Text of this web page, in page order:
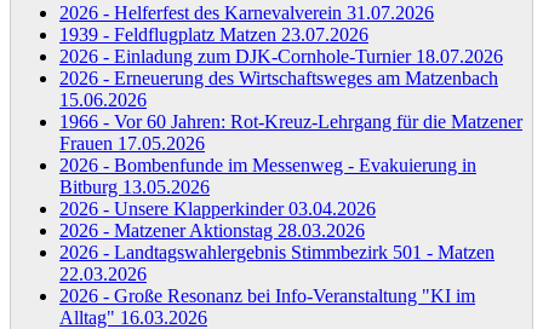
2026 - Helferfest des Karnevalverein 31.07.2026
1939 - Feldflugplatz Matzen 23.07.2026
2026 - Einladung zum DJK-Cornhole-Turnier 18.07.2026
2026 - Erneuerung des Wirtschaftsweges am Matzenbach
15.06.2026
1966 - Vor 60 Jahren: Rot-Kreuz-Lehrgang für die Matzener
Frauen 17.05.2026
2026 - Bombenfunde im Messenweg - Evakuierung in
Bitburg 13.05.2026
2026 - Unsere Klapperkinder03.04.2026
2026 - Matzener Aktionstag 28.03.2026
2026 - Landtagswahlergebnis Stimmbezirk 501 - Matzen
22.03.2026
2026 - Große Resonanz bei Info-Veranstaltung "KI im
Alltag" 16.03.2026